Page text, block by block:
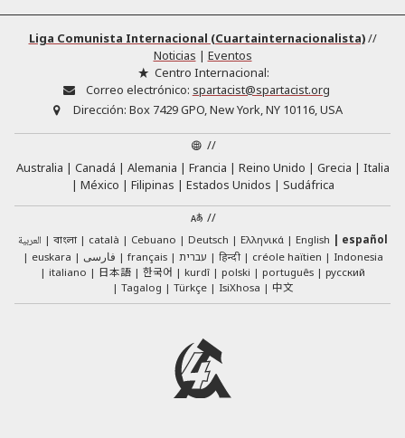
Liga Comunista Internacional (Cuartainternacionalista)//
Noticias | Eventos
Centro Internacional:
Correo electrónico: spartacist@spartacist.org
Dirección: Box 7429 GPO, New York, NY 10116, USA
//
Australia
Canadá Alemania Francia Reino Unido Grecia
Italia
México
Filipinas Estados Unidos
Sudáfrica
//
العربية বাংলা català Cebuano Deutsch Ελληνικά English
español
euskara
فارسی français עברית हिन्दी créole haïtien
Indonesia
italiano
日本語 한국어 kurdî polski português
русский
Tagalog
Türkçe IsiXhosa 中文